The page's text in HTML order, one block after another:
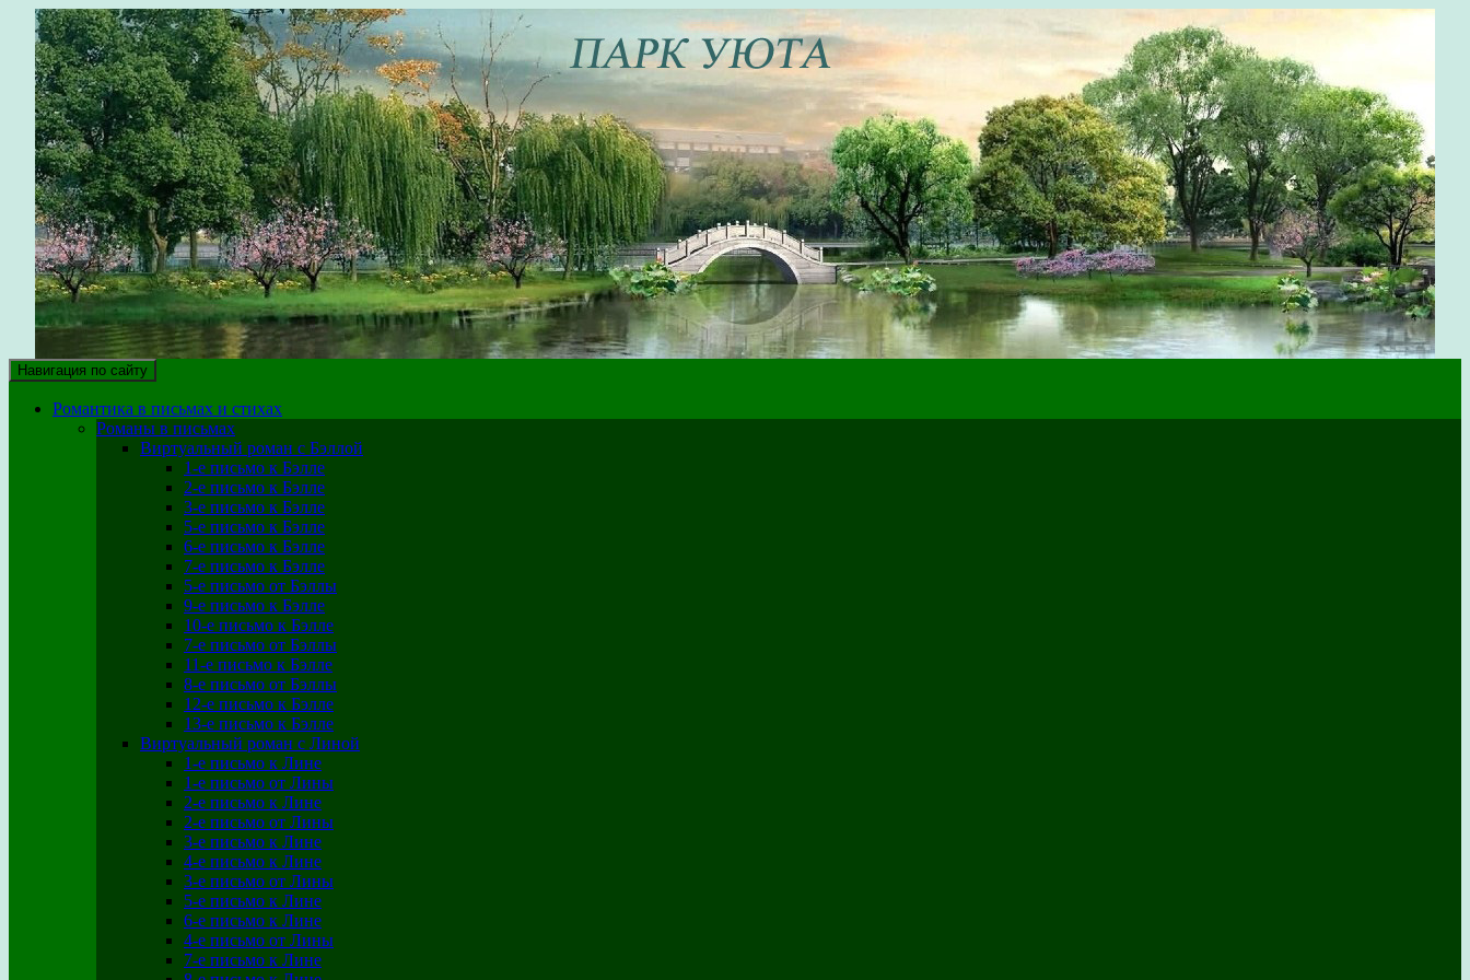
парк уюта
Здесь собраны крупицы собственного опыта на различных этапах жизненного пути, которые могут быть полезны в настоящем
Навигация по сайту
Романтика в письмах и стихах
Романы в письмах
Виртуальный роман с Бэллой
1-е письмо к Бэлле
2-е письмо к Бэлле
3-е письмо к Бэлле
5-е письмо к Бэлле
6-е письмо к Бэлле
7-е письмо к Бэлле
5-е письмо от Бэллы
9-е письмо к Бэлле
10-е письмо к Бэлле
7-е письмо от Бэллы
11-е письмо к Бэлле
8-е письмо от Бэллы
12-е письмо к Бэлле
13-е письмо к Бэлле
Виртуальный роман с Линой
1-е письмо к Лине
1-е письмо от Лины
2-е письмо к Лине
2-е письмо от Лины
3-е письмо к Лине
4-е письмо к Лине
3-е письмо от Лины
5-е письмо к Лине
6-е письмо к Лине
4-е письмо от Лины
7-е письмо к Лине